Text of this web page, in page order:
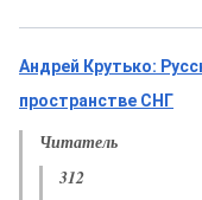
Андрей Крутько:
пространстве СНГ
Читатель
312